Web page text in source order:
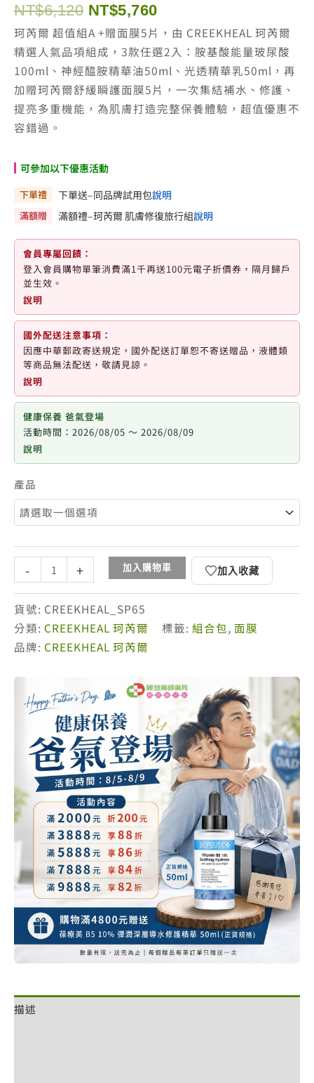
NT$6,120 原
始
價
格：
NT$6,120。
NT$5,760目
前
價
格：
NT$5,760。
珂芮爾 超值組A +贈面膜5片，由 CREEKHEAL 珂芮爾
精選人氣品項組成，3款任選2入：胺基酸能量玻尿酸
100ml、神經醯胺精華油50ml、光透精華乳50ml，再
加贈珂芮爾舒緩瞬護面膜5片，一次集結補水、修護、
提亮多重機能，為肌膚打造完整保養體驗，超值優惠不
容錯過。
可參加以下優惠活動
下單禮 下單送–同品牌試用包說明
滿額贈 滿額禮–珂芮爾 肌膚修復旅行組說明
會員專屬回饋：
登入會員購物單筆消費滿1千再送100元電子折價券，隔月歸戶
並生效。
說明
國外配送注意事項：
因應中華郵政寄送規定，國外配送訂單恕不寄送贈品，液體類
等商品無法配送，敬請見諒。
說明
健康保養 爸氣登場
活動時間：2026/08/05 ～ 2026/08/09
說明
產品
-
芮
爾
超
值
組
A
+贈
數
量
+ 加入購物車 加入收藏
貨號: CREEKHEAL_SP65
分類: CREEKHEAL 珂芮爾 標籤: 組合包, 面膜
品牌: CREEKHEAL 珂芮爾
描述